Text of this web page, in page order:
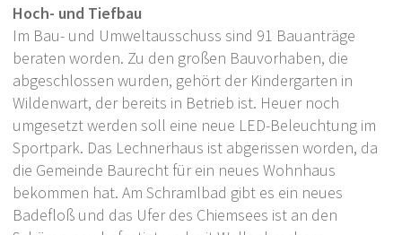
Hoch- und Tiefbau
Im Bau- und Umweltausschuss sind 91 Bauanträge
beraten worden. Zu den großen Bauvorhaben, die
abgeschlossen wurden, gehört der Kindergarten in
Wildenwart, der bereits in Betrieb ist. Heuer noch
umgesetzt werden soll eine neue LED-Beleuchtung im
Sportpark. Das Lechnerhaus ist abgerissen worden, da
die Gemeinde Baurecht für ein neues Wohnhaus
bekommen hat. Am Schraml­bad gibt es ein neues
Badefloß und das Ufer des Chiemsees ist an den